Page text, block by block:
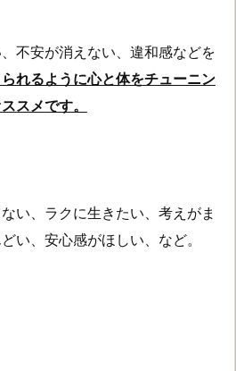
不安が消えない、違和感などを
れるように心と体をチューニン
スメです。
い、ラクに生きたい、考えがま
い、安心感がほしい、など。